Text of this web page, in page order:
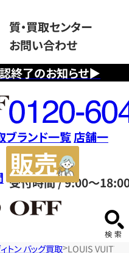
終了のお知らせ▶
質・買取センター
お問い合わせ
フ
リ
ー
ダ
イ
ヤ
ル
0120604117
受付時間 / 9:00～
ブランド一覧店舗一
サ
ィトン バッグ買取 LOUIS